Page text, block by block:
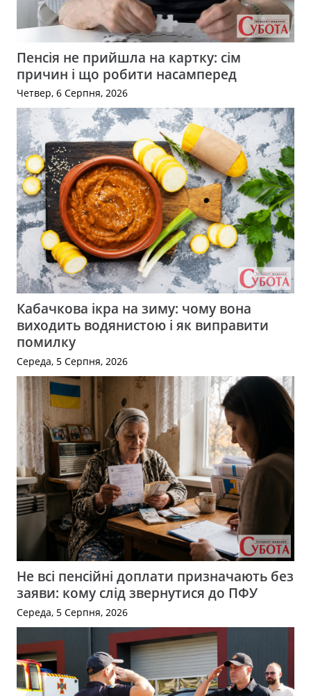
Пенсія не прийшла на картку: сім
причин і що робити насамперед
Четвер, 6 Серпня, 2026
Кабачкова ікра на зиму: чому вона
виходить водянистою і як виправити
помилку
Середа, 5 Серпня, 2026
Не всі пенсійні доплати призначають без
заяви: кому слід звернутися до ПФУ
Середа, 5 Серпня, 2026